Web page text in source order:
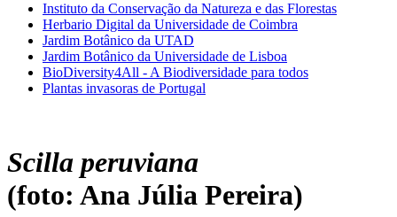
Instituto da Conservação da Natureza e das Florestas
Herbario Digital da Universidade de Coimbra
Jardim Botânico da UTAD
Jardim Botânico da Universidade de Lisboa
BioDiversity4All - A Biodiversidade para todos
Plantas invasoras de Portugal
Scilla peruviana
(foto: Ana Júlia Pereira)